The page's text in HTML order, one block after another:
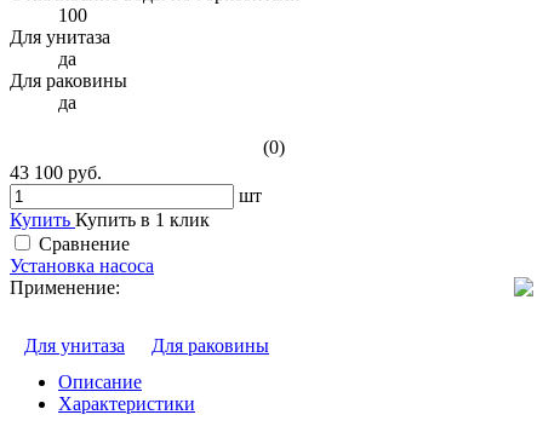
100
Для унитаза
да
Для раковины
да
(0)
43 100 руб.
шт
Купить Купить в 1 клик
Сравнение
Установка насоса
Применение:
Для унитаза Для раковины
Описание
Характеристики